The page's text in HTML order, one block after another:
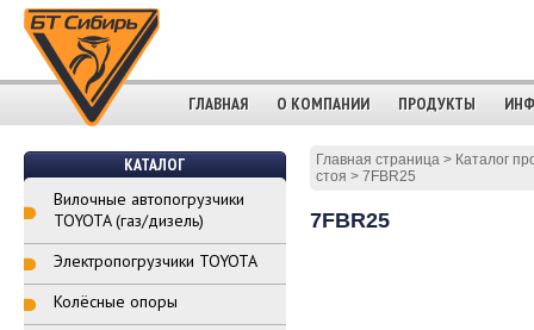
ГЛАВНАЯ О КОМПАНИИ ПРОДУКТЫ
КАТАЛОГ
Вилочные автопогрузчики
TOYOTA (газ/дизель)
Электропогрузчики TOYOTA
Колёсные опоры
Главная страница> Каталог
стоя > 7FBR25
7FBR25